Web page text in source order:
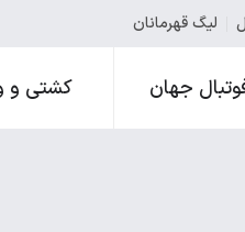
لیگ قهرمانان
جهان کشتی و